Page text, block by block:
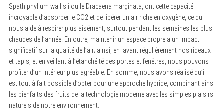
Spathiphyllum wallisii ou le Dracaena marginata, ont cette capacité
incroyable d’absorber le CO2 et de libérer un air riche en oxygène, ce qui
nous aide à respirer plus aisément, surtout pendant les semaines les plus
chaudes de l’année. En outre, maintenir un espace propre a un impact
significatif sur la qualité de l’air; ainsi, en lavant régulièrement nos rideaux
et tapis, et en veillant à l’étanchéité des portes et fenêtres, nous pouvons
profiter d’un intérieur plus agréable. En somme, nous avons réalisé qu’il
est tout à fait possible d’opter pour une approche hybride, combinant ainsi
les bienfaits des fruits de la technologie moderne avec les simples plaisirs
naturels de notre environnement.